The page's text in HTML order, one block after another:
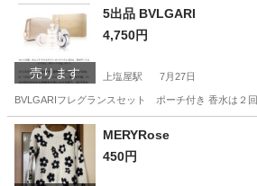
鹿児島 鹿児島市
売ります
5出品 BVLGARI
4,750円
上塩屋駅 7月27日
BVLGARIフレグランスセット ポーチ付き 香水は２
鹿児島 鹿児島市MERYRose
450円